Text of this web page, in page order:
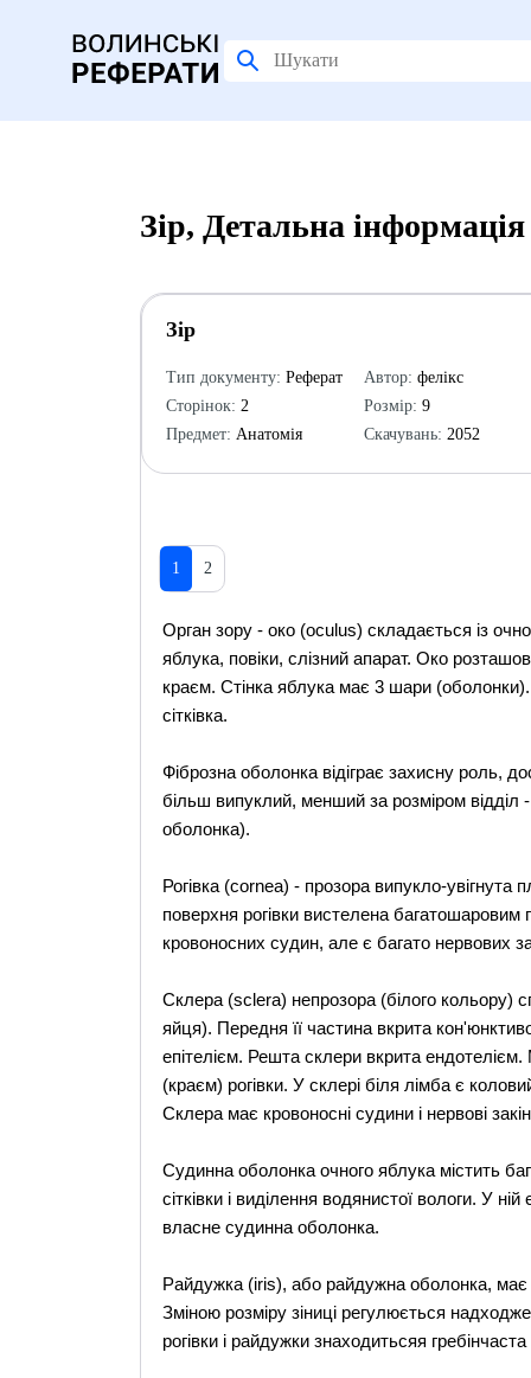
Зір, Детальна інформація
Зір
Тип документу: Реферат
Сторінок: 2
Предмет: Анатомія
Автор: фелікс
Розмір: 9
Скачувань: 2052
1 2
Орган зору - око (oculus) складається із
яблука, повіки, слізний апарат. Око
краєм. Стінка яблука має 3 шари
сітківка.
Фіброзна оболонка відіграє захисну роль,
більш випуклий, менший за розміром відділ -
оболонка).
Рогівка (cornea) - прозора випукло-
поверхня рогівки вистелена
кровоносних судин, але є багато нервових
Склера (sclera) непрозора (білого кольору)
яйця). Передня її частина вкрита
епітелієм. Решта склери вкрита
(краєм) рогівки. У склері біля лімба є
Склера має кровоносні судини і нервові
Судинна оболонка очного яблука містить
сітківки і виділення водянистої вологи. У
власне судинна оболонка.
Райдужка (iris), або райдужна оболонка, має
Зміною розміру зіниці регулюється
рогівки і райдужки знаходитьсяя